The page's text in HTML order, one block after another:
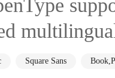
Square Sans